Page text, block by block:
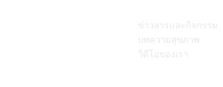
ข่าวสารและกิจกรรม
บทความสุขภาพ
วีดีโอของเรา